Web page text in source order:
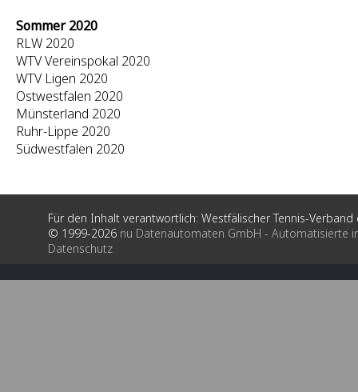
Sommer 2020
RLW 2020
WTV Vereinspokal 2020
WTV Ligen 2020
Ostwestfalen 2020
Münsterland 2020
Ruhr-Lippe 2020
Südwestfalen 2020
Für den Inhalt verantwortlich: Westfälischer Tennis-Verband
© 1999-2026 nu Datenautomaten GmbH - Automatisierte
Datenschutz